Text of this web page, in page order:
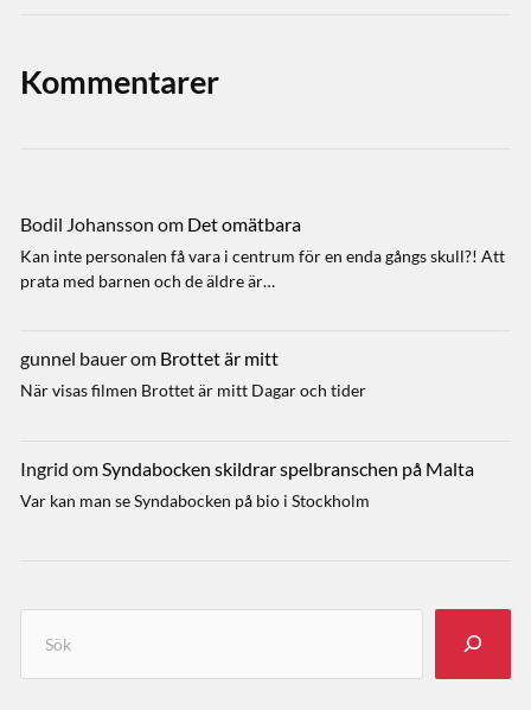
Kommentarer
Bodil Johansson om Det omätbara
Kan inte personalen få vara i centrum för en enda gångs skull?! Att
prata med barnen och de äldre är…
gunnel bauerom Brottet är mitt
När visas filmen Brottet är mitt Dagar och tider
Ingrid omSyndabocken skildrar spelbranschen på Malta
Var kan man se Syndabocken på bio i Stockholm